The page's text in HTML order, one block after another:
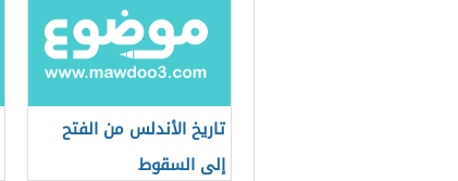
تاريخ الأندلس من الفتح
إلى السقوط